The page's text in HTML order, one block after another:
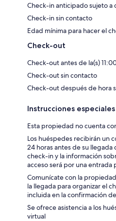
Check-in anticipado sujeto a
Check-in sin contacto
Edad mínima para hacer el
Check-out
Check-out antes de la(s)
Check-out sin contacto
Check-out después de hora
Instrucciones
Esta propiedad no cuenta
Los huéspedes recibirán un
24 horas antes de su
check-in y la información
acceso será por una entrada
Comunícate con la
la llegada para organizar el
incluida en la confirmación
Se ofrece asistencia a los
virtual